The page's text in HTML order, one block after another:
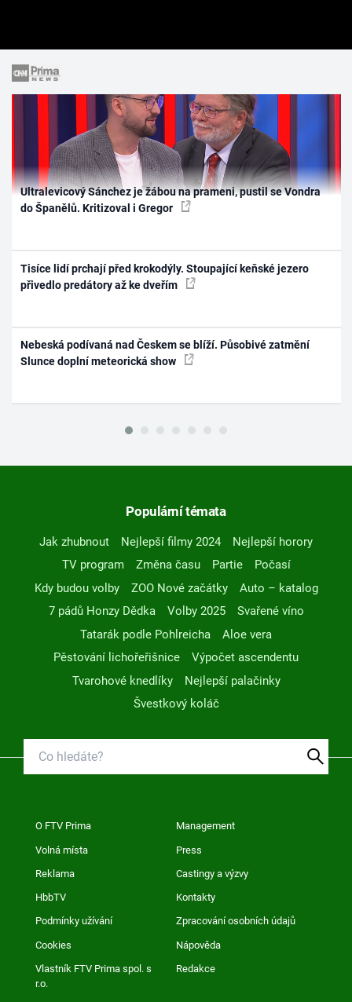
Ultralevicový Sánchez je žábou na prameni, pustil se Vondra
do Španělů. Kritizoval i Gregor
Tisíce lidí prchají před krokodýly. Stoupající keňské jezero
přivedlo predátory až ke dveřím
Nebeská podívaná nad Českem se blíží. Působivé zatmění
Slunce doplní meteorická show
Populární témata
Jak zhubnout Nejlepší filmy 2024
Nejlepší horory
TV program
Změna času Partie
Počasí
Kdy budou volby
ZOO Nové začátky
Auto – katalog
7 pádů Honzy Dědka
Volby 2025
Svařené víno
Tatarák podle Pohlreicha
Aloe vera
Pěstování lichořeřišnice
Výpočet ascendentu
Tvarohové knedlíky
Nejlepší palačinky
Švestkový koláč
O FTV Prima Management
Volná místa Press
Reklama Castingy a výzvy
HbbTV Kontakty
Podmínky užívání Zpracování osobních údajů
Cookies Nápověda
Vlastník FTV Prima spol. s
r.o.
Redakce